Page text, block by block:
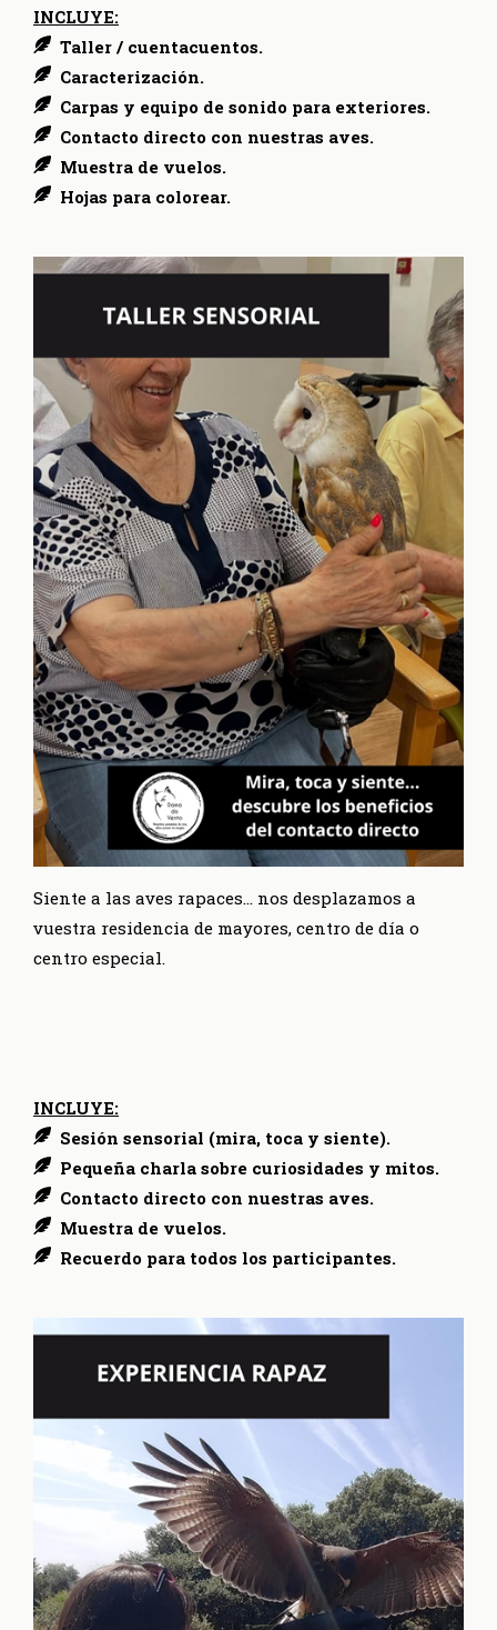
INCLUYE:
Taller / cuentacuentos.
Caracterización.
Carpas y equipo de sonido para exteriores.
Contacto directo con nuestras aves.
Muestra de vuelos.
Hojas para colorear.
Siente a las aves rapaces… nos desplazamos a
vuestra residencia de mayores, centro de día o
centro especial.
INCLUYE:
Sesión sensorial (mira, toca y siente).
Pequeña charla sobre curiosidades y mitos.
Contacto directo con nuestras aves.
Muestra de vuelos.
Recuerdo para todos los participantes.